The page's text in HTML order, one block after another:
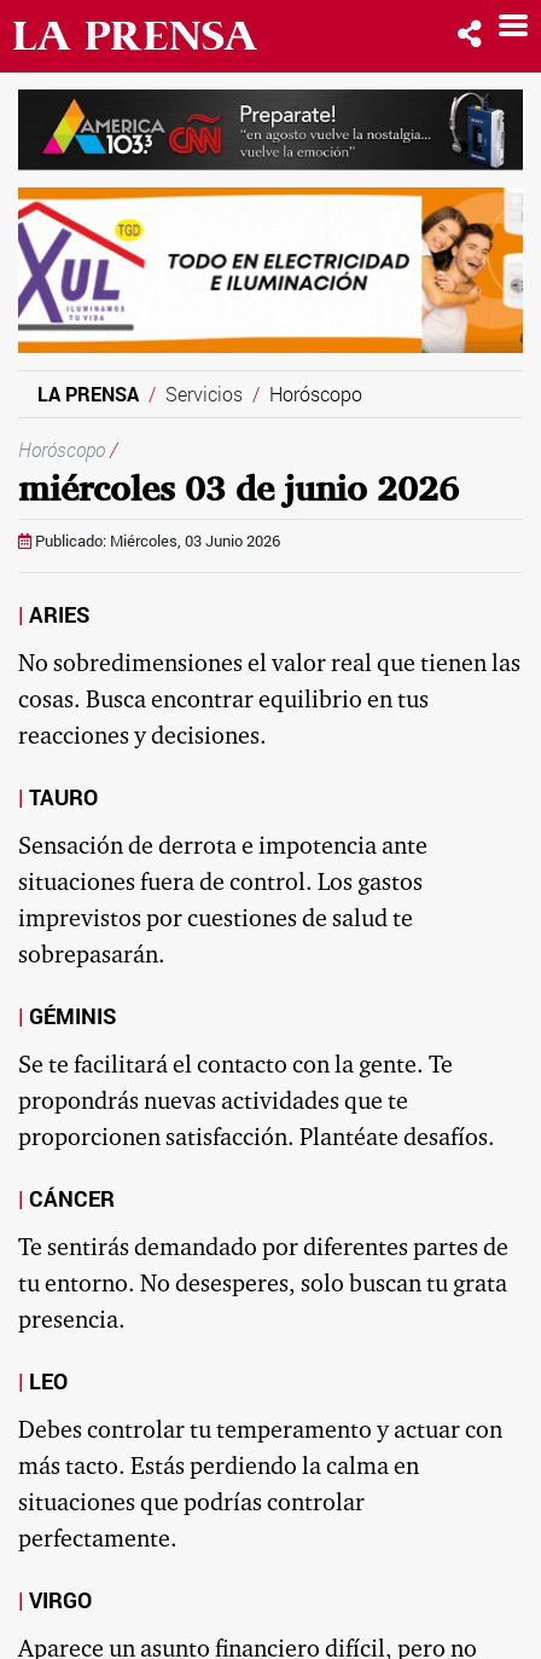
LA PRENSA Servicios Horóscopo
Horóscopo/
miércoles 03 de junio 2026
Publicado: Miércoles, 03 Junio 2026
ARIES
No sobredimensiones el valor real que tienen las
cosas. Busca encontrar equilibrio en tus
reacciones y decisiones.
TAURO
Sensación de derrota e impotencia ante
situaciones fuera de control. Los gastos
imprevistos por cuestiones de salud te
sobrepasarán.
GÉMINIS
Se te facilitará el contacto con la gente. Te
propondrás nuevas actividades que te
proporcionen satisfacción. Plantéate desafíos.
CÁNCER
Te sentirás demandado por diferentes partes de
tu entorno. No desesperes, solo buscan tu grata
presencia.
LEO
Debes controlar tu temperamento y actuar con
más tacto. Estás perdiendo la calma en
situaciones que podrías controlar
perfectamente.
VIRGO
Aparece un asunto financiero difícil, pero no